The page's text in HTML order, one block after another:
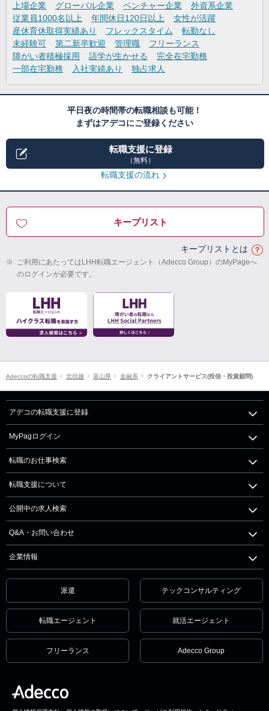
上場企業 グローバル企業 ベンチャー企業
外資系企業
従業員1000名以上
年間休日120日以上
女性が活躍
産休育休取得実績あり
フレックスタイム
転勤なし
未経験可
第二新卒歓迎 管理職
フリーランス
障がい者積極採用
語学が生かせる
完全在宅勤務
一部在宅勤務
入社実績あり 独占求人
平日夜の時間帯の転職相談も可能！
まずはアデコにご登録ください
転職支援に登録
（無料）
転職支援の流れ
キープリスト
キープリストとは
※ ご利用にあたってはLHH転職エージェント（Adecco Group）のMyPageへ
のログインが必要です。
Adeccoの転職支援 北信越 富山県 金融系 クライアントサービス(投信・投資顧問)
アデコの転職支援に登録
MyPagログイン
転職のお仕事検索
転職支援について
公開中の求人検索
Q&A・お問い合わせ
企業情報
派遣 テックコンサルティング
転職エージェント 就活エージェント
フリーランス Adecco Group